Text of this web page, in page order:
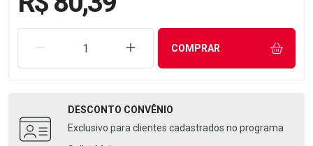
REMOVER UMA UNIDADEAUMENTAR UMA UNIDADE
COMPRAR
DESCONTO CONVÊNIO
Exclusivo para clientes cadastrados no programa